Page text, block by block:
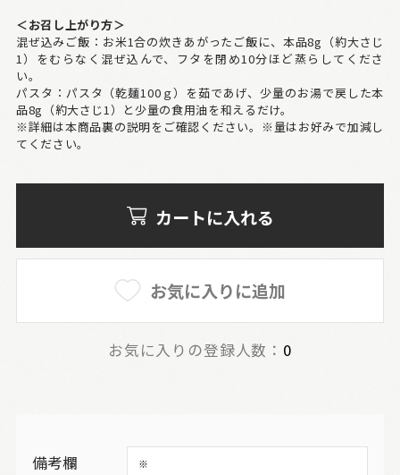
＜お召し上がり方＞
混ぜ込みご飯：お米1合の炊きあがったご飯に、本品8g（約大さじ
1）をむらなく混ぜ込んで、フタを閉め10分ほど蒸らしてくださ
い。
パスタ：パスタ（乾麺100ｇ）を茹であげ、少量のお湯で戻した本
品8g（約大さじ1）と少量の食用油を和えるだけ。
※詳細は本商品裏の説明をご確認ください。※量はお好みで加減し
てください。
カートに入れる
お気に入りに追加
お気に入りの登録人数： 0
備考欄